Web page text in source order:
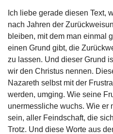
Ich liebe gerade diesen Text,
nach Jahren der
bleiben, mit dem man einmal
einen Grund gibt, die
zu lassen. Und dieser Grund
wir den Christus nennen.
Nazareth selbst mit der
werden, umging. Wie seine
unermessliche wuchs. Wie er
sein, aller Feindschaft, die
Trotz. Und diese Worte aus